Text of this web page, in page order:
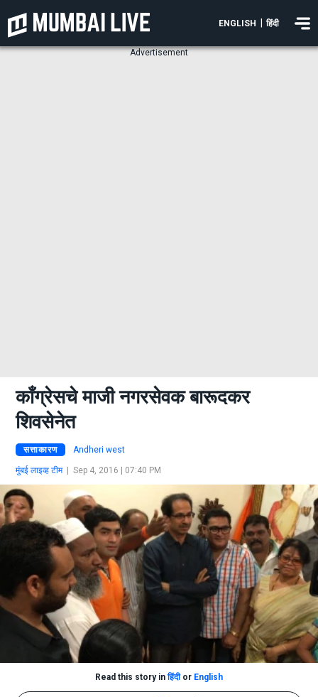
ENGLISH हिंदी
Advertisement
काँग्रेसचे माजी नगरसेवक बारूदकर
शिवसेनेत
सत्ताकारण Andheri west
मुंबई लाइव्ह टीम| Sep 4, 2016 | 07:40 PM
Read this story inहिंदीor English